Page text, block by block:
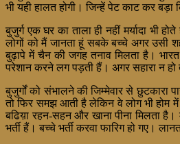
भी यही हालत होगी। जिन्हें पेट काट कर
बुजुर्ग एक घर का ताला ही नहीं मर्यादा भी
लोगों को मैं जानता हूं सबके बच्चे अगर उसी
बुढ़ापे में चैन की जगह तनाव मिलता है।
परेशान करने लग पड़ती हैं। अगर सहारा न हो
बुजुर्गों को संभालने की जिम्मेवार से छुटकारा
तो फिर समझ आती है लेकिन वे लोग भी होम
बढिय़ा रहन-सहन और खाना पीना मिलता
भर्ती हैं। बच्चे भर्ती करवा फारिग हो गए।